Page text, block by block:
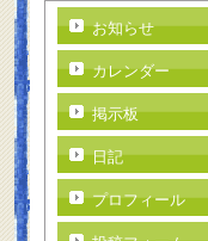
お知らせ
カレンダー
掲示板
日記
プロフィール